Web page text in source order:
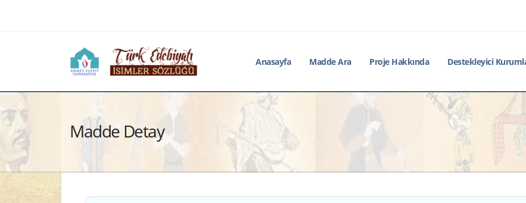
Anasayfa Madde Ara Proje Hakkında Destekleyici
Madde Detay